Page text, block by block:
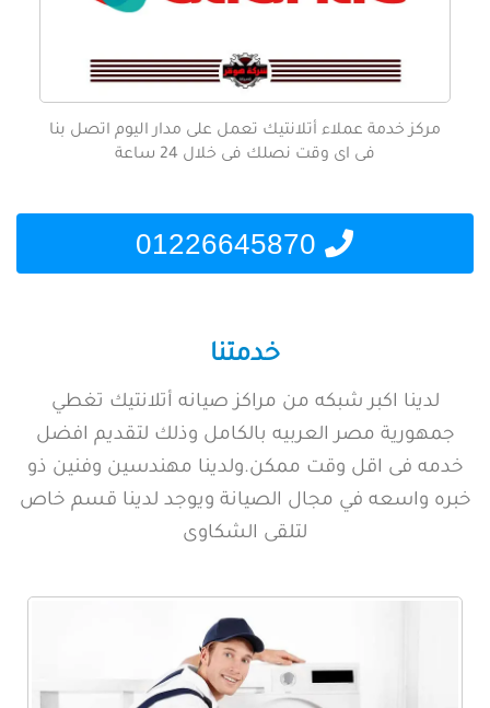
مركز خدمة عملاء أتلانتيك تعمل على مدار اليوم اتصل بنا
فى اى وقت نصلك فى خلال 24 ساعة
خدمتنا
لدينا اكبر شبكه من مراكز صيانه أتلانتيك تغطي
جمهورية مصر العربيه بالكامل وذلك لتقديم افضل
خدمه فى اقل وقت ممكن.ولدينا مهندسين وفنين ذو
خبره واسعه في مجال الصيانة ويوجد لدينا قسم خاص
لتلقى الشكاوى